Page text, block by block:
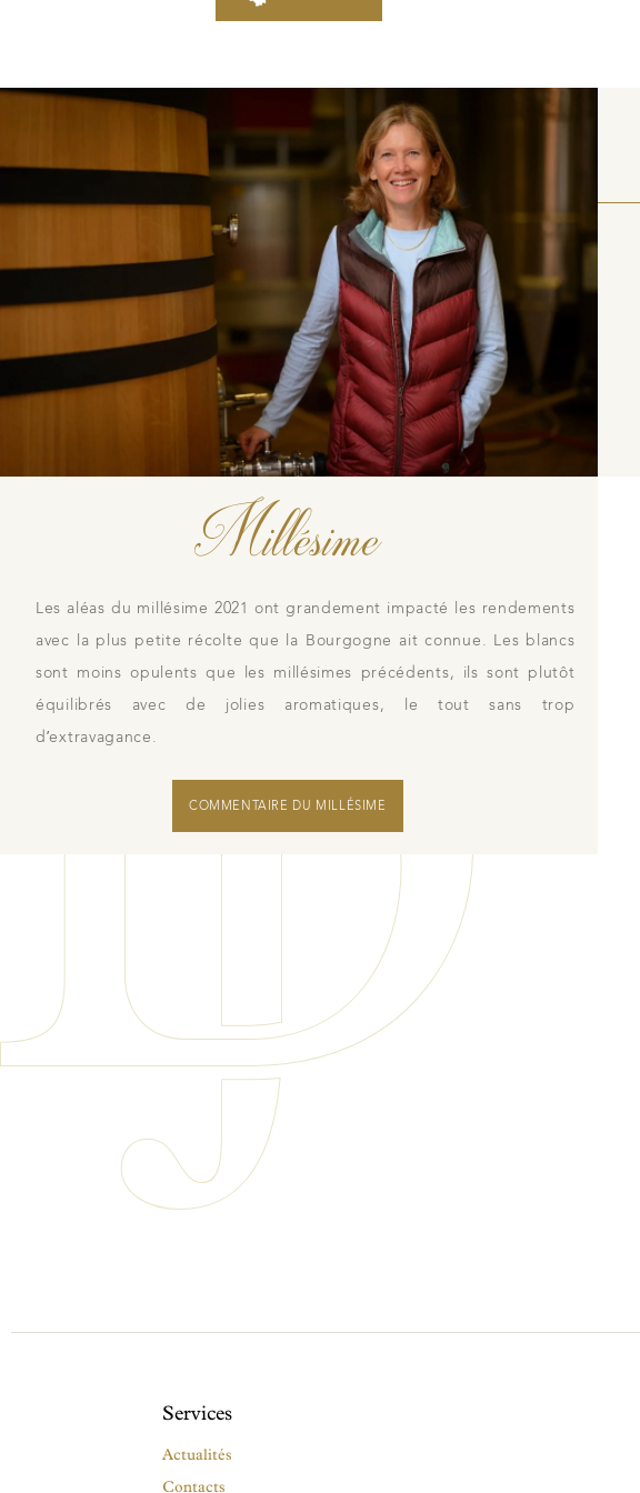
Hospices de Beaune, une autre tradition familiale
Visites & Dégustations quotidiennes
Expériences inédites
Balades dans les vignes
Millésime
Les aléas du millésime 2021 ont grandement impacté les rendements
avec la plus petite récolte que la Bourgogne ait connue. Les blancs
sont moins opulents que les millésimes précédents, ils sont plutôt
équilibrés avec de jolies aromatiques, le tout sans trop
d’extravagance.
COMMENTAIRE DU MILLÉSIME
Services
Actualités
Contacts